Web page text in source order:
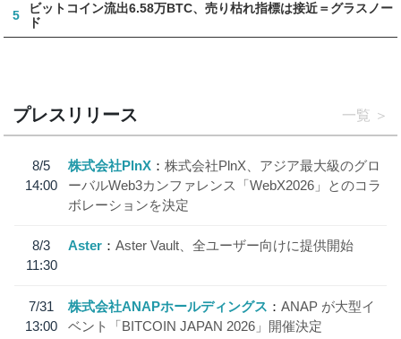
5
ビットコイン流出6.58万BTC、売り枯れ指標は接近＝グラスノー
ド
プレスリリース 一覧
8/5
14:00
株式会社PlnX
株式会社PlnX、アジア最大級のグロ
ーバルWeb3カンファレンス「WebX2026」とのコラ
ボレーションを決定
8/3
11:30
Aster Aster Vault、全ユーザー向けに提供開始
7/31
13:00
株式会社ANAPホールディングス
ANAP が大型イ
ベント「BITCOIN JAPAN 2026」開催決定